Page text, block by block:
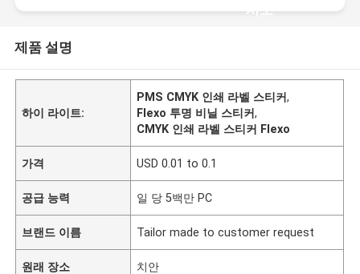
시오
제품 설명
하이 라이트:
PMS CMYK 인쇄 라벨 스티커,
Flexo 투명 비닐 스티커,
CMYK 인쇄 라벨 스티커 Flexo
가격 USD 0.01 to 0.1
공급 능력 일 당 5백만 PC
브랜드 이름 Tailor made to customer request
원래 장소 치안